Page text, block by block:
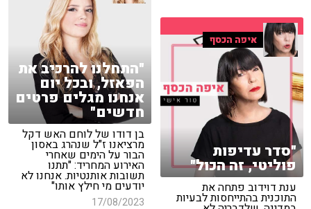
"התחלנו להרכיב את
הפאזל, ובכל יום
אנחנו מגלים פרטים
חדשים"
בן דודו של לוחם האש דקל
מרציאנו ז"ל שנהרג באסון
הבור על הימים שאחרי
האירוע המחריד: "תתנו
תשובות אותנטיות. אנחנו לא
יודעים מי חילץ אותו"
17/08/2023
איפה הכסף
"סדר עדיפות
פוליטי, זה הכול"
ענת דוידוב פתחה את
התוכנית בהתייחסות לבעיות